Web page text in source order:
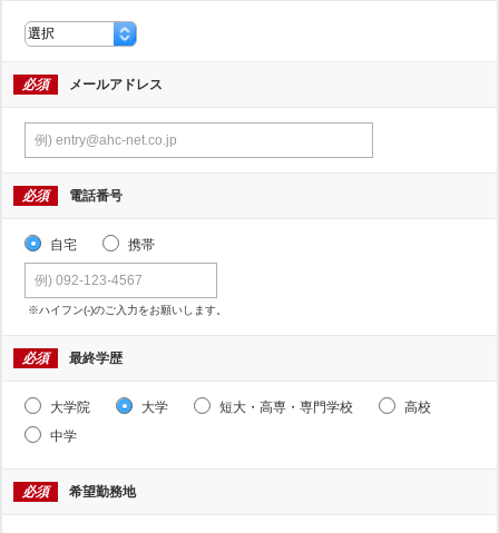
必須 メールアドレス
必須 電話番号
自宅 携帯
※ハイフン(-)のご入力をお願いします。
必須 最終学歴
大学院 大学 短大・高専・専門学校
高校
中学
必須 希望勤務地